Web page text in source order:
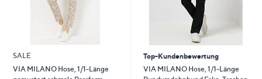
SALE
VIA MILANO Hose, 1/1-Länge
Top-Kundenbewertung
VIA MILANO Hose, 1/1-Länge